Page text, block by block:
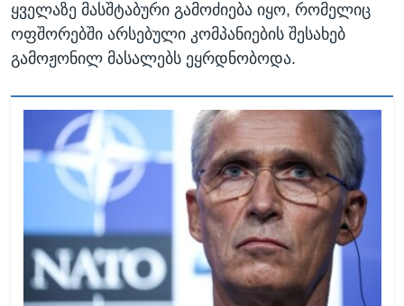
ყველაზე მასშტაბური გამოძიება იყო, რომელიც
ოფშორებში არსებული კომპანიების შესახებ
გამოჟონილ მასალებს ეყრდნობოდა.